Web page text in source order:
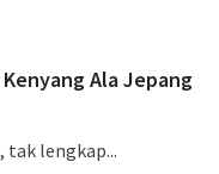
Kenyang Ala Jepang
tak lengkap...